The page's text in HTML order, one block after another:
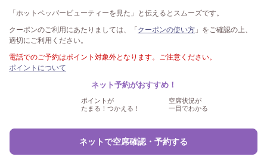
「ホットペッパービューティーを見た」と伝えるとスムーズです。
クーポンのご利用にあたりましては、「 クーポンの使い方 」をご確認の上、
適切にご利用ください。
電話でのご予約はポイント対象外となります。ご注意ください。
ポイントについて
ネット予約がおすすめ！
ポイントが
たまる！つかえる！
空席状況が
一目でわかる
ネットで空席確認・予約する